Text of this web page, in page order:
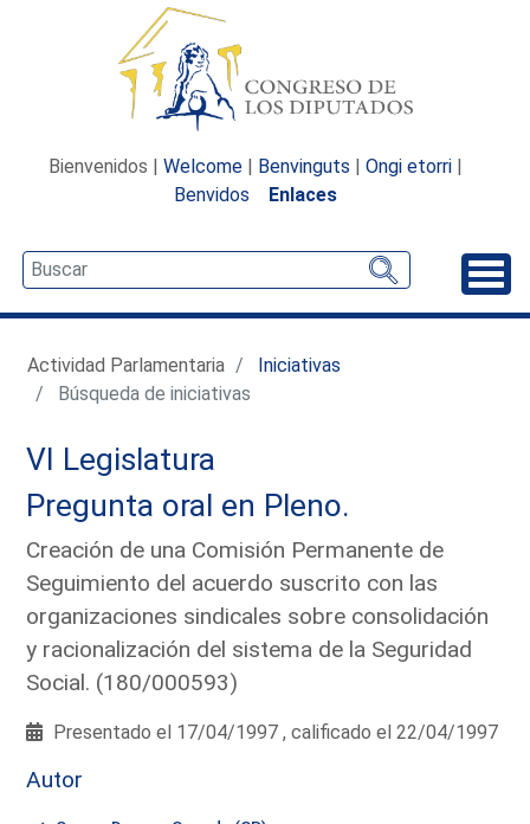
Bienvenidos | Welcome | Benvinguts | Ongi etorri |
Benvidos
Enlaces
Actividad Parlamentaria
Iniciativas
Búsqueda de iniciativas
VI Legislatura
Pregunta oral en Pleno.
Creación de una Comisión Permanente de
Seguimiento del acuerdo suscrito con las
organizaciones sindicales sobre consolidación
y racionalización del sistema de la Seguridad
Social. (180/000593)
Presentado el 17/04/1997 , calificado el 22/04/1997
Autor